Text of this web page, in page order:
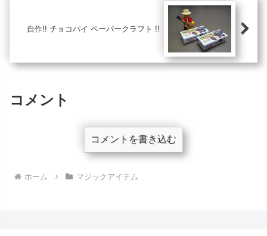
自作!! チョコパイ ペーパークラフト !!
コメント
コメントを書き込む
ホーム マジックアイテム